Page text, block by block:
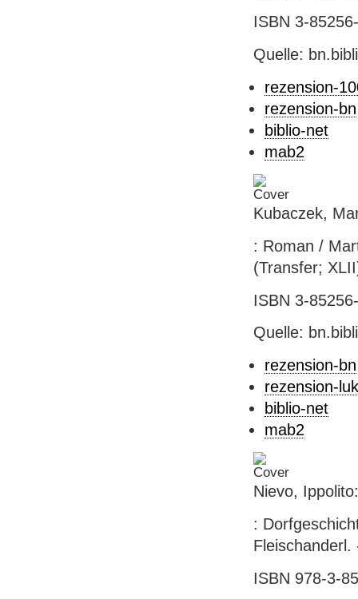
ISBN 3-
Quelle:
rezension-
rezension-bn
biblio-net
mab2
Kubaczek,
: Roman /
(Transfer;
ISBN 3-
Quelle:
rezension-bn
rezension-luk
biblio-net
mab2
Nievo,
:
ISBN 978-3-